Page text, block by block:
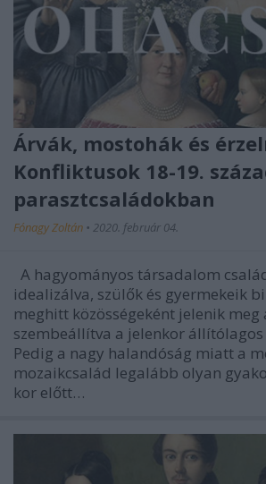
Árvák, mostohák és
Konfliktusok 18-19.
parasztcsaládokban
Fónagy Zoltán • 2020. február 04.
A hagyományos társadalom
idealizálva, szülők és gyermekeik
meghitt közösségeként jelenik meg
szembeállítva a jelenkor állítólagos
Pedig a nagy halandóság miatt a
mozaikcsalád legalább olyan
kor előtt…